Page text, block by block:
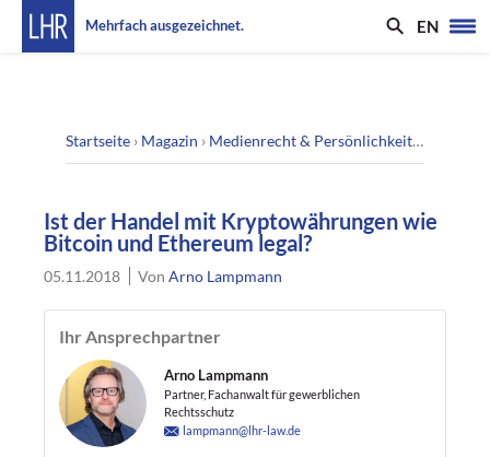
Mehrfach ausgezeichnet. EN
Startseite › Magazin › Medienrecht & Persönlichkeitsrecht
Ist der Handel mit Kryptowährungen wie
Bitcoin und Ethereum legal?
05.11.2018 VonArno Lampmann
Ihr Ansprechpartner
Arno Lampmann
Partner, Fachanwalt für gewerblichen
Rechtsschutz
lampmann@lhr-law.de